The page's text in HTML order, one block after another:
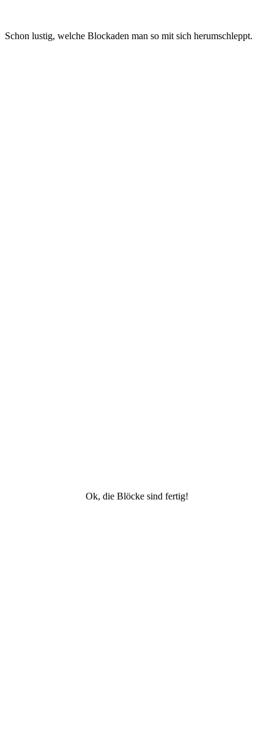
Schon lustig, welche Blockaden man so mit sich herumschleppt.
Ok, die Blöcke sind fertig!